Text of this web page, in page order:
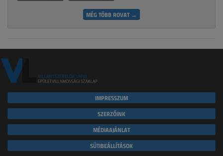
MÉG TÖBB ROVAT →
IMPRESSZUM
SZERZŐINK
MÉDIAAJÁNLAT
SÜTIBEÁLLÍTÁSOK